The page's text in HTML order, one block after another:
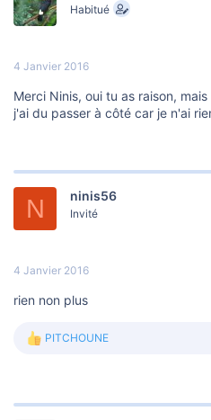
Habitué
4 Janvier 2016
Merci Ninis, oui tu as raison,
j'ai du passer à côté car je n'ai
N ninis56
Invité
4 Janvier 2016
rien non plus
L
é
PITCHOUNE